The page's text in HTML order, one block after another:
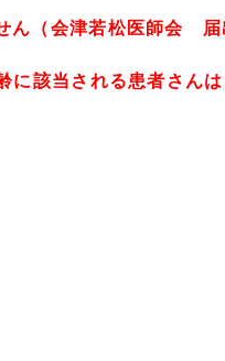
ん（会津若松医師会 届
に該当される患者さん